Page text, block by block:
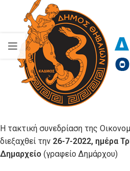
Η τακτική συνεδρίαση της
διεξαχθεί την 26-7-2022, ημέρα
Δημαρχείο (γραφείο Δημάρχου)